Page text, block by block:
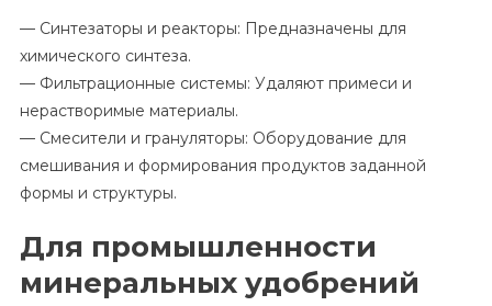
— Синтезаторы и реакторы: Предназначены для
химического синтеза.
— Фильтрационные системы: Удаляют примеси и
нерастворимые материалы.
— Смесители и грануляторы: Оборудование для
смешивания и формирования продуктов заданной
формы и структуры.
Для промышленности
минеральных удобрений